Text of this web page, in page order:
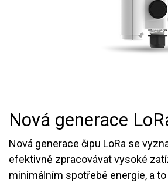
Nová generace
Nová generace čipu LoRa se
efektivně zpracovávat vysoké
minimálním spotřebě energie, a